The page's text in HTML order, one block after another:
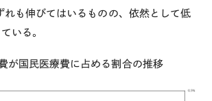
れも伸びてはいるものの、依然として低
いる。
が国民医療費に占める割合の推移